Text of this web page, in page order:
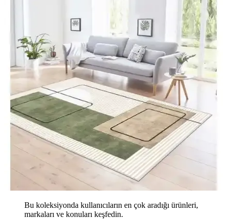
Bu koleksiyonda kullanıcıların en çok aradığı ürünleri,
markaları ve konuları keşfedin.